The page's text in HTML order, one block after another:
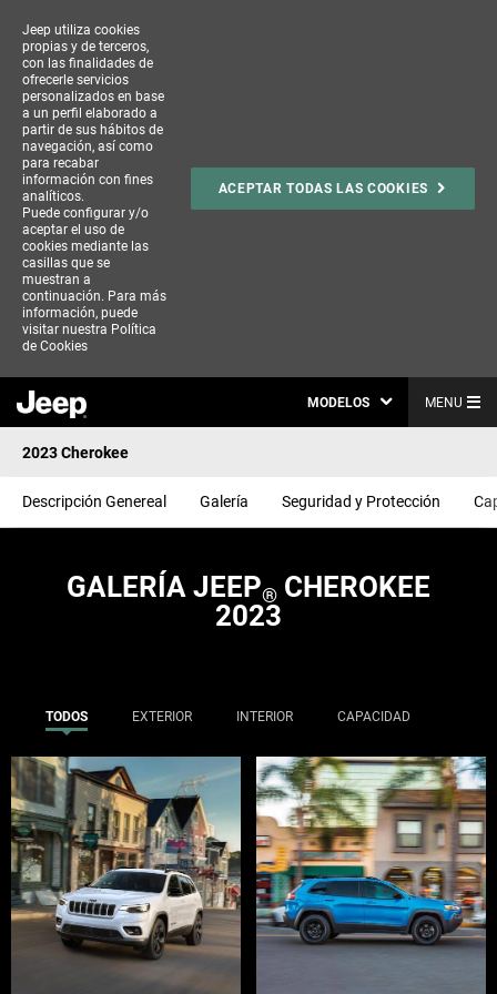
Jeep utiliza cookies
propias y de terceros,
con las finalidades de
ofrecerle servicios
personalizados en base
a un perfil elaborado a
partir de sus hábitos de
navegación, así como
para recabar
información con fines
analíticos.
Puede configurar y/o
aceptar el uso de
cookies mediante las
casillas que se
muestran a
continuación. Para más
información, puede
visitar nuestra Política
de Cookies
ACEPTAR TODAS LAS COOKIES
MODELOS MENU
2023 Cherokee
Descripción Genereal Galería Seguridad y Protección
GALERÍA JEEP® CHEROKEE
2023
TODOS EXTERIOR INTERIOR CAPACIDAD